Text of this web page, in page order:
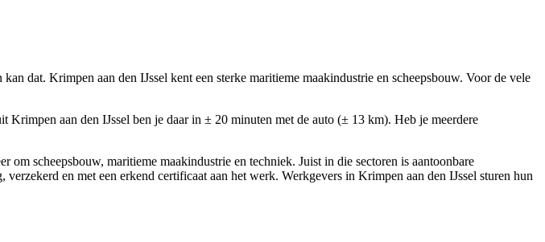
dat. Krimpen aan den IJssel kent een sterke maritieme maakindustrie en scheepsbouw. Voor de vele
aan den IJssel ben je daar in ± 20 minuten met de auto (± 13 km). Heb je meerdere
scheepsbouw, maritieme maakindustrie en techniek. Juist in die sectoren is aantoonbare
en met een erkend certificaat aan het werk. Werkgevers in Krimpen aan den IJssel sturen hun